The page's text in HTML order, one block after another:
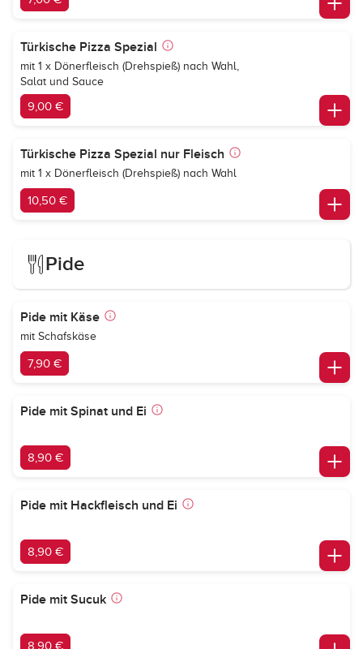
Türkische Pizza Spezial
mit 1 x Dönerfleisch (Drehspieß) nach Wahl,
Salat und Sauce
9,00 €
Türkische Pizza Spezial nur Fleisch
mit 1 x Dönerfleisch (Drehspieß) nach Wahl
10,50 €
Pide
Pide mit Käse
mit Schafskäse
7,90 €
Pide mit Spinat und Ei
8,90 €
Pide mit Hackfleisch und Ei
8,90 €
Pide mit Sucuk
8,90 €